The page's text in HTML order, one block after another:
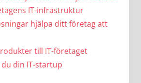
IT-infrastruktur
hjälpa ditt företag att
till IT-företaget
du din IT-startup